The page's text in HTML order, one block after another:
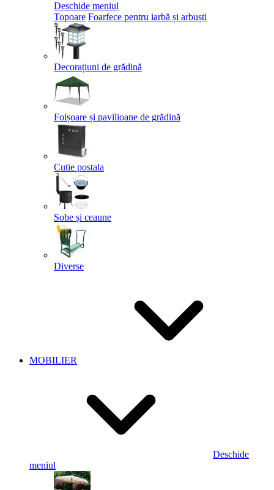
Deschide meniul
Topoare Foarfece pentru iarbă și arbuști
Decorațiuni de grădină
Foișoare și pavilioane de grădină
Cutie postala
Sobe și ceaune
Diverse
MOBILIER
Deschide
meniul